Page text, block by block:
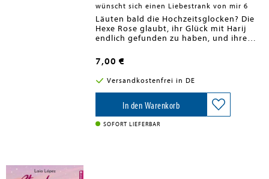
wünscht sich einen Liebestrank von mir 6
Läuten bald die Hochzeitsglocken? Die
Hexe Rose glaubt, ihr Glück mit Harij
endlich gefunden zu haben, und ihre
Greifen nah. Doch als ein alter Freund
des Ritters auftaucht, gerät plötzlich
alles ins Wanken ...
7,00 €
Versandkostenfrei in DE
In den Warenkorb
SOFORT LIEFERBAR